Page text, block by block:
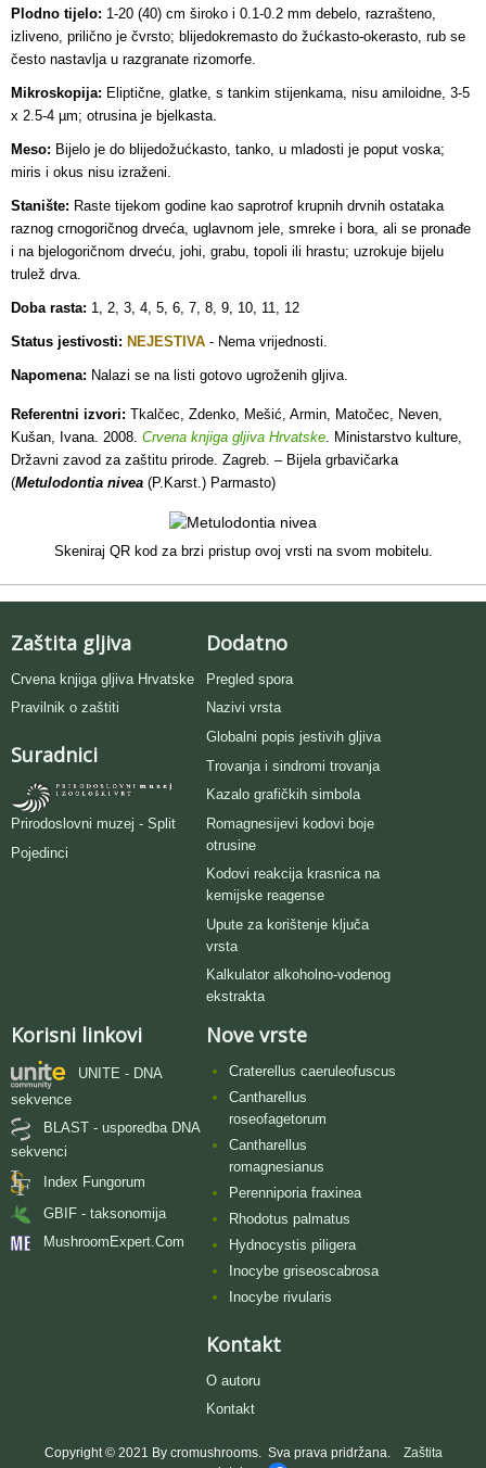
Plodno tijelo: 1-20 (40) cm široko i 0.1-0.2 mm debelo, razrašteno,
izliveno, prilično je čvrsto; blijedokremasto do žućkasto-okerasto, rub se
često nastavlja u razgranate rizomorfe.
Mikroskopija: Eliptične, glatke, s tankim stijenkama, nisu amiloidne, 3-5
x 2.5-4 µm; otrusina je bjelkasta.
Meso: Bijelo je do blijedožućkasto, tanko, u mladosti je poput voska;
miris i okus nisu izraženi.
Stanište: Raste tijekom godine kao saprotrof krupnih drvnih ostataka
raznog crnogoričnog drveća, uglavnom jele, smreke i bora, ali se pronađe
i na bjelogoričnom drveću, johi, grabu, topoli ili hrastu; uzrokuje bijelu
trulež drva.
Doba rasta: 1, 2, 3, 4, 5, 6, 7, 8, 9, 10, 11, 12
Status jestivosti: NEJESTIVA - Nema vrijednosti.
Napomena: Nalazi se na listi gotovo ugroženih gljiva.
Referentni izvori: Tkalčec, Zdenko, Mešić, Armin, Matočec, Neven,
Kušan, Ivana. 2008. Crvena knjiga gljiva Hrvatske. Ministarstvo kulture,
Državni zavod za zaštitu prirode. Zagreb. – Bijela grbavičarka
(Metulodontia nivea (P.Karst.) Parmasto)
Skeniraj QR kod za brzi pristup ovoj vrsti na svom mobitelu.
Zaštita gljiva
Crvena knjiga gljiva Hrvatske
Pravilnik o zaštiti
Suradnici
Prirodoslovni muzej - Split
Pojedinci
Dodatno
Pregled spora
Nazivi vrsta
Globalni popis jestivih gljiva
Trovanja i sindromi trovanja
Kazalo grafičkih simbola
Romagnesijevi kodovi boje
otrusine
Kodovi reakcija krasnica na
kemijske reagense
Upute za korištenje ključa
vrsta
Kalkulator alkoholno-vodenog
ekstrakta
Korisni linkovi
UNITE - DNA
sekvence
BLAST - usporedba DNA
sekvenci
Index Fungorum
GBIF - taksonomija
MushroomExpert.Com
Nove vrste
Craterellus caeruleofuscus
Cantharellus
roseofagetorum
Cantharellus
romagnesianus
Perenniporia fraxinea
Rhodotus palmatus
Hydnocystis piligera
Inocybe griseoscabrosa
Inocybe rivularis
Kontakt
O autoru
Kontakt
Copyright © 2021 By cromushrooms. Sva prava pridržana. Zaštita